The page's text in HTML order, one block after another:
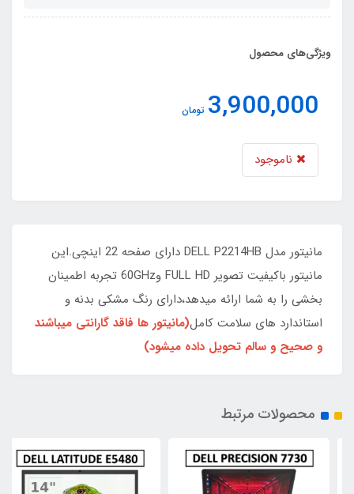
ویژگی‌های محصول
3,900,000 تومان
ناموجود
مانیتور مدل DELL P2214HB دارای صفحه 22 اینچی.این
مانیتور باکیفیت تصویر FULL HD و60GHz تجربه اطمینان
بخشی را به شما ارائه میدهد،دارای رنگ مشکی بدنه و
استاندارد های سلامت کامل(مانیتور ها فاقد گارانتی میباشند
و صحیح و سالم تحویل داده میشود)
محصولات مرتبط